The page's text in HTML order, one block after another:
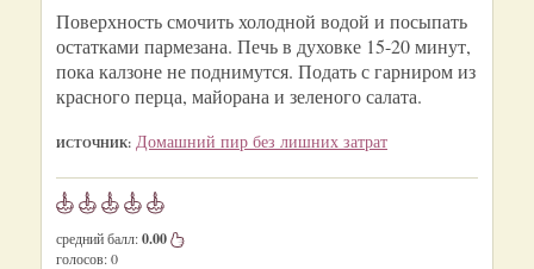
Поверхность смочить холодной водой и посыпать
остатками пармезана. Печь в духовке 15-20 минут,
пока калзоне не поднимутся. Подать с гарниром из
красного перца, майорана и зеленого салата.
ИСТОЧНИК: Домашний пир без лишних затрат
средний балл:0.00
голосов:0